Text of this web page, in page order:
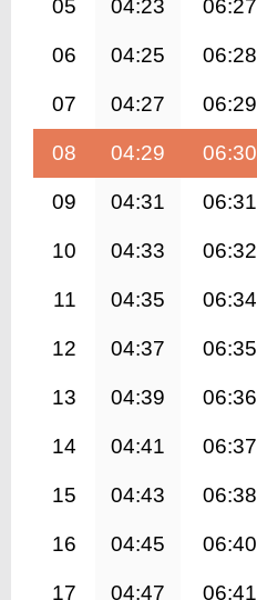
05 04:23 06:27
06 04:25 06:28
07 04:27 06:29
08 04:29 06:30
09 04:31 06:31
10 04:33 06:32
11 04:35 06:34
12 04:37 06:35
13 04:39 06:36
14 04:41 06:37
15 04:43 06:38
16 04:45 06:40
17 04:47 06:41